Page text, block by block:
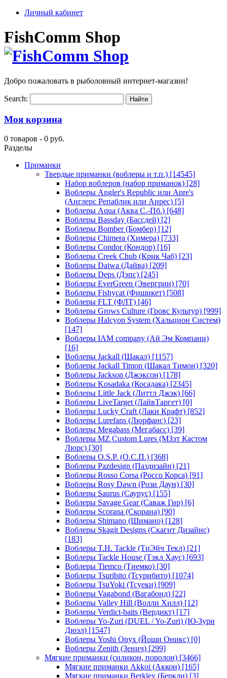
Личный кабинет
FishComm Shop
Добро пожаловать в рыболовный интернет-магазин!
Search:
Моя корзина
0 товаров - 0 руб.
Разделы
Приманки
Твердые приманки (воблеры и т.п.) [14545]
Набор воблеров (набор приманок) [28]
Воблеры Angler's Republic или Anre's
(Англерс Репаблик или Анрес) [5]
Воблеры Aqua (Аква С.-Пб.) [648]
Воблеры Bassday (Бассдей) [2]
Воблеры Bomber (Бомбер) [12]
Воблеры Chimera (Химера) [733]
Воблеры Condor (Кондор) [16]
Воблеры Creek Chub (Крик Чаб) [23]
Воблеры Daiwa (Дайва) [209]
Воблеры Deps (Дэпс) [245]
Воблеры EverGreen (Эвергрин) [70]
Воблеры Fishycat (Фишикет) [508]
Воблеры FLT (ФЛТ) [46]
Воблеры Grows Culture (Гровс Культур) [999]
Воблеры Halcyon System (Хальцион Систем)
[147]
Воблеры IAM company (Ай Эм Компани)
[16]
Воблеры Jackall (Шакал) [1157]
Воблеры Jackall Timon (Шакал Тимон) [320]
Воблеры Jackson (Джэксон) [178]
Воблеры Kosadaka (Косадака) [2345]
Воблеры Little Jack (Литтл Джэк) [66]
Воблеры LiveTarget (ЛайвТаргет) [0]
Воблеры Lucky Craft (Лаки Крафт) [852]
Воблеры Lurefans (Люрфанс) [23]
Воблеры Megabass (Мегабасс) [39]
Воблеры MZ Custom Lures (МЗэт Кастом
Люрс) [30]
Воблеры O.S.P. (О.С.П.) [368]
Воблеры Pazdesign (Паздизайн) [21]
Воблеры Rosso Corsa (Россо Корса) [91]
Воблеры Rosy Dawn (Рози Даун) [30]
Воблеры Saurus (Саурус) [155]
Воблеры Savage Gear (Саваж Гир) [6]
Воблеры Scorana (Скорана) [90]
Воблеры Shimano (Шимано) [128]
Воблеры Skagit Designs (Скагит Дизайнс)
[183]
Воблеры T.H. Tackle (ТиЭйч Текл) [21]
Воблеры Tackle House (Тэкл Хаус) [693]
Воблеры Tiemco (Тиемко) [30]
Воблеры Tsuribito (Тсурибито) [1074]
Воблеры TsuYoki (Тсуеки) [909]
Воблеры Vagabond (Вагабонд) [22]
Воблеры Valley Hill (Волли Хилл) [12]
Воблеры Verdict-baits (Вердикт) [17]
Воблеры Yo-Zuri (DUEL / Yo-Zuri) (Ю-Зури
Дюэл) [1547]
Воблеры Yoshi Onyx (Йоши Оникс) [0]
Воблеры Zenith (Зенич) [299]
Мягкие приманки (силикон, поролон) [3466]
Мягкие приманки Akkoi (Аккои) [165]
Мягкие приманки Berkley (Беркли) [3]